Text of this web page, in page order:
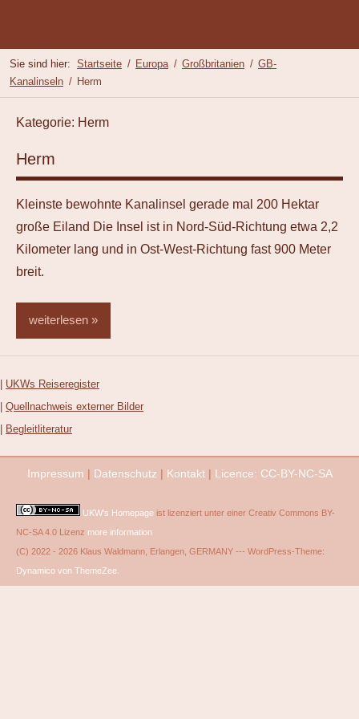
Reisen
on
Tour
Sie sind hier: Startseite Europa Großbritanien
GB-
Kanalinseln
Herm
Kategorie: Herm
Herm
Kleinste bewohnte Kanalinsel gerade mal 200 Hektar
große Eiland Die Insel ist in Nord-Süd-Richtung etwa 2,2
Kilometer lang und in Ost-West-Richtung fast 900 Meter
breit.
weiterlesen
GB-
UKWs Reiseregister
Quellnachweis externer Bilder
Begleitliteratur
Impressum | Datenschutz | Kontakt| Licence: CC-BY-NC-SA
UKW's Homepage ist lizenziert unter einer Creativ Commons BY-
NC-SA 4.0 Lizenz more information
(C) 2022 - 2026 Klaus Waldmann, Erlangen, GERMANY --- WordPress-Theme:
Dynamico von ThemeZee.